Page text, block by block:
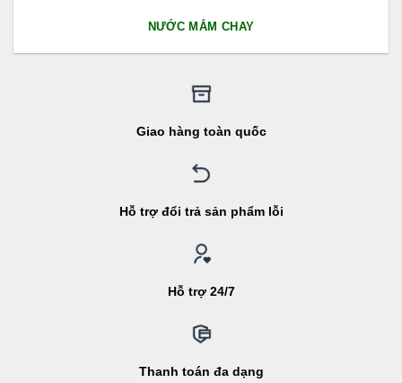
NƯỚC MẮM CHAY
Giao hàng toàn quốc
Hỗ trợ đổi trả sản phẩm lỗi
Hỗ trợ 24/7
Thanh toán đa dạng